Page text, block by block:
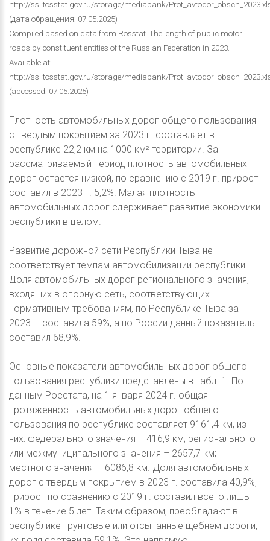
http://ssi.tosstat.gov.ru/storage/mediabank/
(дата обращения: 07.05.2025)
Compiled based on data from Rosstat. The length of public motor
roads by constituent entities of the Russian Federation in 2023.
Available at:
http://ssi.tosstat.gov.ru/storage/mediabank/
(accessed: 07.05.2025)
Плотность автомобильных дорог общего пользования
с твердым покрытием за 2023 г. составляет в
республике 22,2 км на 1000 км² территории. За
рассматриваемый период плотность автомобильных
дорог остается низкой, по сравнению с 2019 г. прирост
составил в 2023 г. 5,2%. Малая плотность
автомобильных дорог сдерживает развитие экономики
республики в целом.
Развитие дорожной сети Республики Тыва не
соответствует темпам автомобилизации республики.
Доля автомобильных дорог регионального значения,
входящих в опорную сеть, соответствующих
нормативным требованиям, по Республике Тыва за
2023 г. составила 59%, а по России данный показатель
составил 68,9%.
Основные показатели автомобильных дорог общего
пользования республики представлены в табл. 1. По
данным Росстата, на 1 января 2024 г. общая
протяженность автомобильных дорог общего
пользования по республике составляет 9161,4 км, из
них: федерального значения – 416,9 км; регионального
или межмуниципального значения – 2657,7 км;
местного значения – 6086,8 км. Доля автомобильных
дорог с твердым покрытием в 2023 г. составила 40,9%,
прирост по сравнению с 2019 г. составил всего лишь
1% в течение 5 лет. Таким образом, преобладают в
республике грунтовые или отсыпанные щебнем дороги,